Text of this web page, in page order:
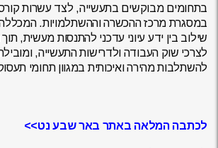
בתחומים מבוקשים בתעשייה, לצד עשרות
במסגרת מרכז ההכשרה וההשתלמויות.
שילוב בין ידע עיוני עדכני להתנסות מעשית,
לצרכי שוק העבודה ולדרישות התעשייה,
להשתלבות מהירה ואיכותית במגוון תחומי
לכתבה המלאה באתר באר שבע נט>>